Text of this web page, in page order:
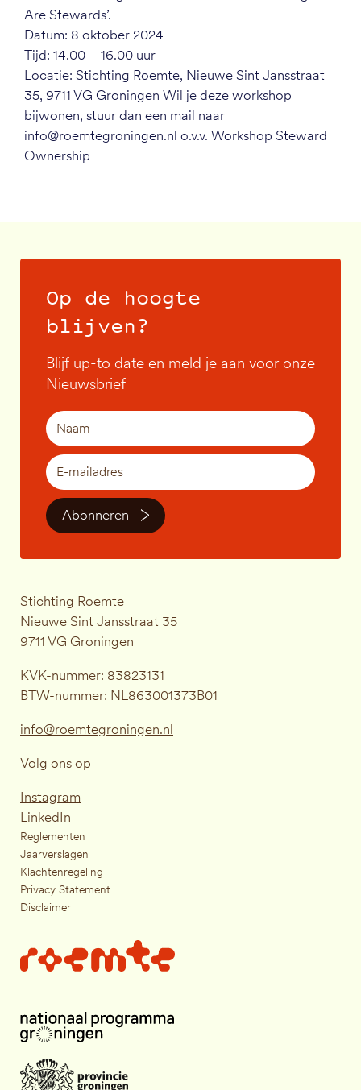
Are Stewards’.
Datum: 8 oktober 2024
Tijd: 14.00 – 16.00 uur
Locatie: Stichting Roemte, Nieuwe Sint Jansstraat
35, 9711 VG Groningen Wil je deze workshop
bijwonen, stuur dan een mail naar
info@roemtegroningen.nl o.v.v. Workshop Steward
Ownership
Op de hoogte
blijven?
Blijf up-to date en meld je aan voor onze
Nieuwsbrief
Abonneren
Stichting Roemte
Nieuwe Sint Jansstraat 35
9711 VG Groningen
KVK-nummer: 83823131
BTW-nummer: NL863001373B01
info@roemtegroningen.nl
Volg ons op
Instagram
LinkedIn
Reglementen
Jaarverslagen
Klachtenregeling
Privacy Statement
Disclaimer